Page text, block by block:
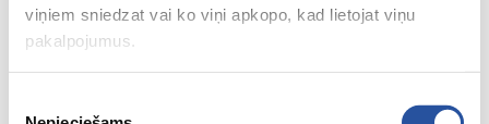
viņiem sniedzat vai ko viņi apkopo, kad lietojat viņu
pakalpojumus.
Everything for your home and
garden!